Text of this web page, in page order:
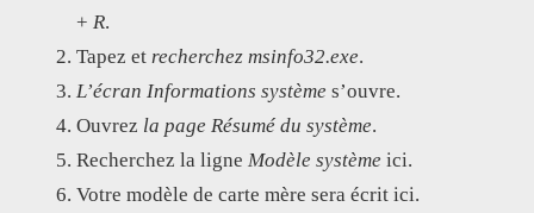
+ R.
Tapez et recherchez msinfo32.exe.
L’écran Informations système s’ouvre.
Ouvrez la page Résumé du système.
Recherchez la ligne Modèle système ici.
Votre modèle de carte mère sera écrit ici.